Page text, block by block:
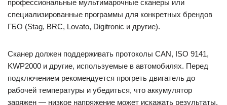
профессиональные мультимарочные сканеры или
специализированные программы для конкретных брендов
ГБО (Stag, BRC, Lovato, Digitronic и другие).
Сканер должен поддерживать протоколы CAN, ISO 9141,
KWP2000 и другие, используемые в автомобилях. Перед
подключением рекомендуется прогреть двигатель до
рабочей температуры и убедиться, что аккумулятор
заряжен — низкое напряжение может искажать результаты.